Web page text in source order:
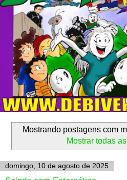
Mostrando postagens com
Mostrar todas
domingo, 10 de agosto de 2025